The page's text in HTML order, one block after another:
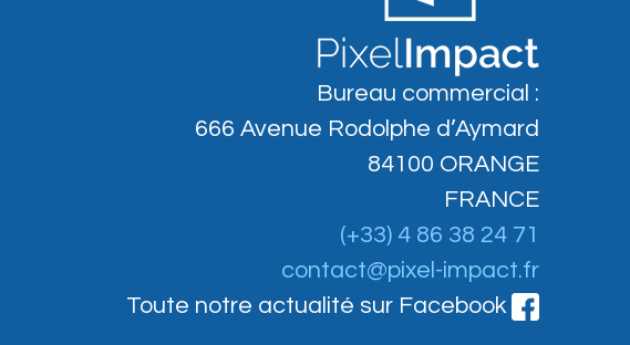
Bureau commercial :
666 Avenue Rodolphe d’Aymard
84100 ORANGE
FRANCE
(+33) 4 86 38 24 71
contact@pixel-impact.fr
Toute notre actualité sur Facebook